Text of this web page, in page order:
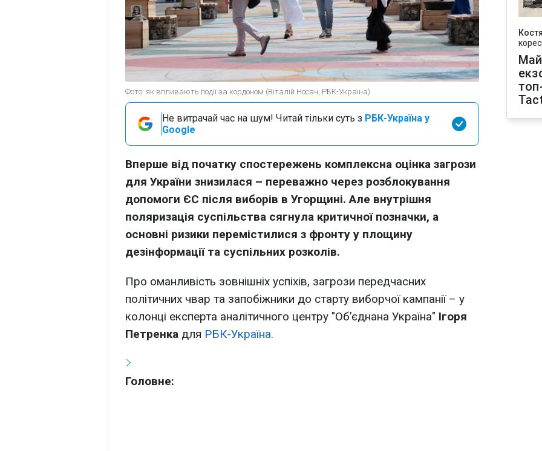
Фото: як впливають події за кордоном (Віталій Носач, РБК-Україна)
Не витрачай час на шум! Читай тільки суть з РБК-Україна у
Google
Вперше від початку спостережень комплексна оцінка загрози
для України знизилася – переважно через розблокування
допомоги ЄС після виборів в Угорщині. Але внутрішня
поляризація суспільства сягнула критичної позначки, а
основні ризики перемістилися з фронту у площину
дезінформації та суспільних розколів.
Про оманливість зовнішніх успіхів, загрози передчасних
політичних чвар та запобіжники до старту виборчої кампанії – у
колонці експерта аналітичного центру "Об’єднана Україна" Ігоря
Петренка для РБК-Україна.
Головне: